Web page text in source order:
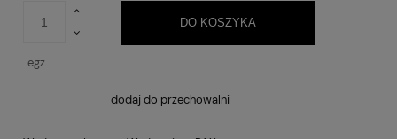
egz.
DO KOSZYKA
dodaj do przechowalni